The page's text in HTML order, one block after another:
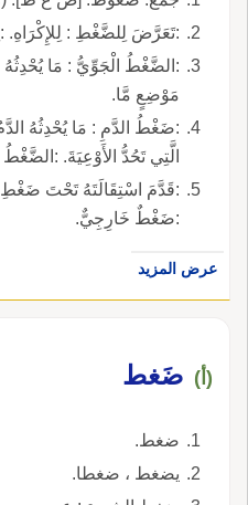
:تَعَرَّضَ لِلضَّغْطِ :
:الضَّغْطُ الْجَوِّيُّ : مَا يُحْدِثُهُ
مَوْضِعٍ مَّا.
:ضَغْطُ الدَّمِ : مَا يُحْدِثُهُ
الَّتِي تَحُدُّ الأَوْعِيَةَ.
:قَدَّمَ اسْتِقَالَتَهُ تَحْتَ ضَغْطِ
:ضَغْطٌ خَارِجِيٌّ.
عرض المزيد
(أ) ضَغط
ضغط.
يضغط ، ضغطا.